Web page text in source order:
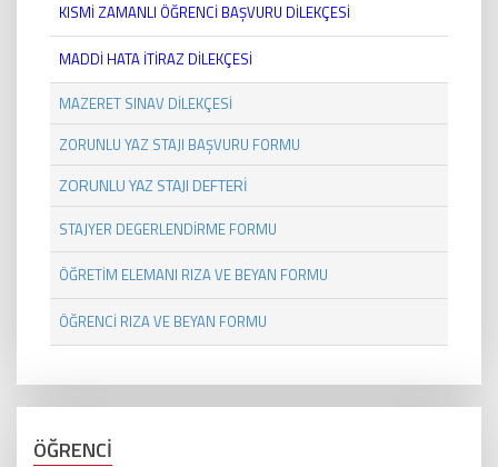
KISMİ ZAMANLI ÖĞRENCİ BAŞVURU DİLEKÇESİ
MADDİ HATA İTİRAZ DİLEKÇESİ
MAZERET SINAV DİLEKÇESİ
ZORUNLU YAZ STAJI BAŞVURU FORMU
ZORUNLU YAZ STAJI DEFTERİ
STAJYER DEGERLENDİRME FORMU
ÖĞRETİM ELEMANI RIZA VE BEYAN FORMU
ÖĞRENCİ RIZA VE BEYAN FORMU
ÖĞRENCİ